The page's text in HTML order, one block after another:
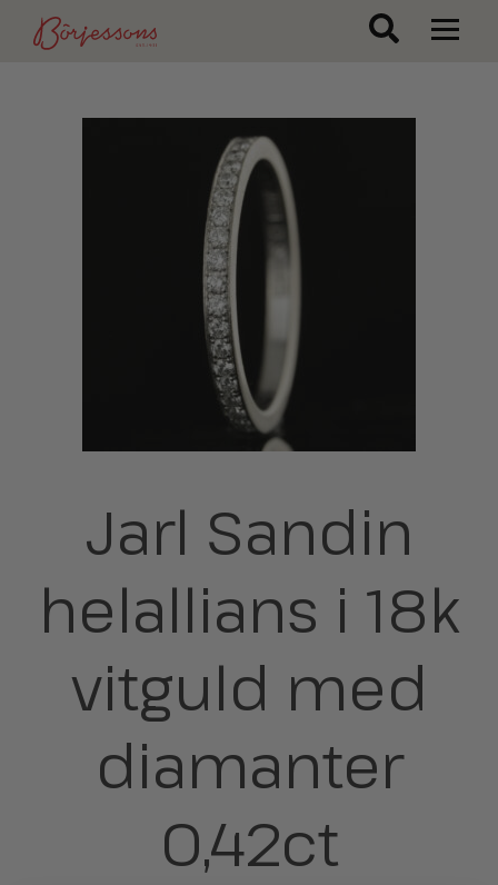
Jarl Sandin
helallians i 18k
vitguld med
diamanter
0,42ct